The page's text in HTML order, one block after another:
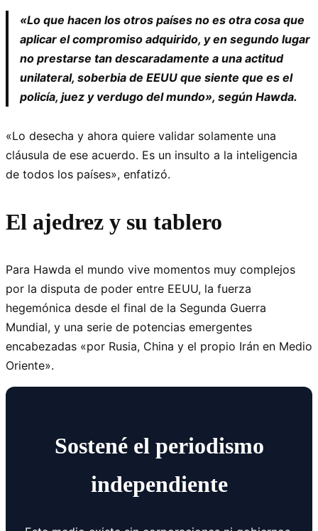
«Lo que hacen los otros países no es otra cosa que
aplicar el compromiso adquirido, y en segundo lugar
no prestarse tan descaradamente a una actitud
unilateral, soberbia de EEUU que siente que es el
policía, juez y verdugo del mundo», según Hawda.
«Lo desecha y ahora quiere validar solamente una
cláusula de ese acuerdo. Es un insulto a la inteligencia
de todos los países», enfatizó.
El ajedrez y su tablero
Para Hawda el mundo vive momentos muy complejos
por la disputa de poder entre EEUU, la fuerza
hegemónica desde el final de la Segunda Guerra
Mundial, y una serie de potencias emergentes
encabezadas «por Rusia, China y el propio Irán en Medio
Oriente».
Sostené el periodismo
independiente